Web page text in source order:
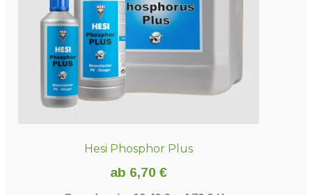
Hesi Phosphor Plus
ab 6,70 €